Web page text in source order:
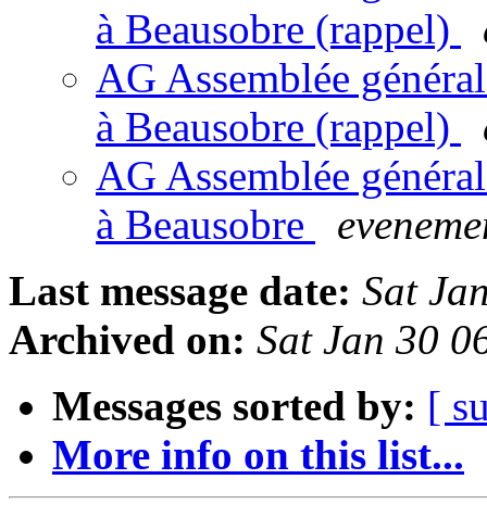
à Beausobre (rappel)
AG Assemblée
à Beausobre (rappel)
AG Assemblée
à Beausobre
Last message date: Sat
Archived on: Sat Jan 30
Messages sorted by: [
More info on this list...